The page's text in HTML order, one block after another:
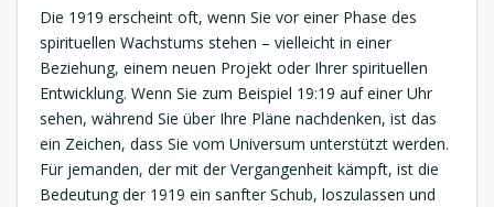
Die 1919 erscheint oft, wenn Sie vor einer Phase des
spirituellen Wachstums stehen – vielleicht in einer
Beziehung, einem neuen Projekt oder Ihrer spirituellen
Entwicklung. Wenn Sie zum Beispiel 19:19 auf einer Uhr
sehen, während Sie über Ihre Pläne nachdenken, ist das
ein Zeichen, dass Sie vom Universum unterstützt werden.
Für jemanden, der mit der Vergangenheit kämpft, ist die
Bedeutung der 1919 ein sanfter Schub, loszulassen und